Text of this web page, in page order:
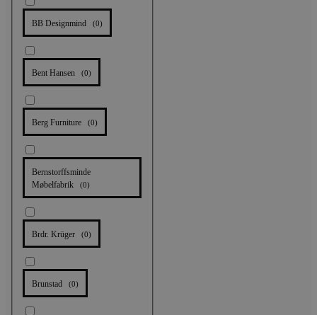
BB Designmind (0)
Bent Hansen (0)
Berg Furniture (0)
Bernstorffsminde
Møbelfabrik
(0)
Brdr. Krüger (0)
Brunstad (0)